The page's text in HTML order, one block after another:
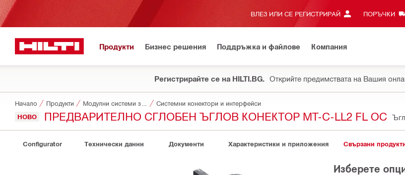
ВЛЕЗ ИЛИ СЕ РЕГИСТРИРАЙ ПОРЪЧКИ
Продукти Бизнес решения Поддръжка и файлове Компания
Регистрирайте се на HILTI.BG. Открийте предимствата на Вашия
Начало Продукти Системни конектори и интерфейси
НОВО ПРЕДВАРИТЕЛНО СГЛОБЕН ЪГЛОВ КОНЕКТОР MT-C-LL2 FL OC
Configurator Технически данни Документи Характеристики и приложения Свързани
Изберете